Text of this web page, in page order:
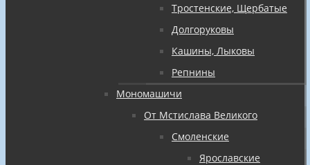
Тростенские, Щербатые
Долгоруковы
Кашины, Лыковы
Репнины
Мономашичи
От Мстислава Великого
Смоленские
Ярославские